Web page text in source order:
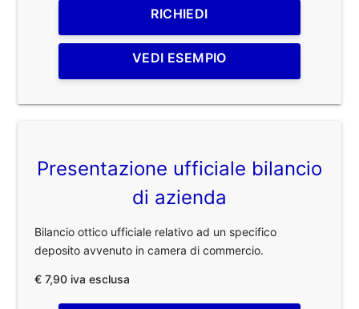
RICHIEDI
VEDI ESEMPIO
Presentazione ufficiale bilancio
di azienda
Bilancio ottico ufficiale relativo ad un specifico
deposito avvenuto in camera di commercio.
€ 7,90 iva esclusa